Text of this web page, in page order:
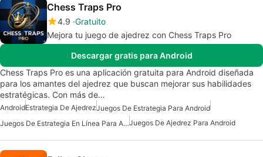
Chess Traps Pro
4.9 Gratuito
Mejora tu juego de ajedrez con Chess Traps Pro
Descargar gratis para Android
Chess Traps Pro es una aplicación gratuita para Android diseñada
para los amantes del ajedrez que buscan mejorar sus habilidades
estratégicas. Con más de…
AndroidEstrategia De AjedrezJuegos De Estrategia Para Android
Juegos De Estrategia En Línea Para AndroidJuegos De Ajedrez Para Android